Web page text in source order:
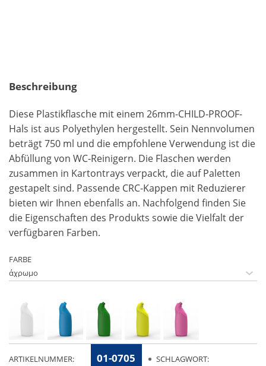
Beschreibung
Diese Plastikflasche mit einem 26mm-CHILD-PROOF-
Hals ist aus Polyethylen hergestellt. Sein Nennvolumen
beträgt 750 ml und die empfohlene Verwendung ist die
Abfüllung von WC-Reinigern. Die Flaschen werden
zusammen in Kartontrays verpackt, die auf Paletten
gestapelt sind. Passende CRC-Kappen mit Reduzierer
bieten wir Ihnen ebenfalls an. Nachfolgend finden Sie
die Eigenschaften des Produkts sowie die Vielfalt der
verfügbaren Farben.
FARBE
ARTIKELNUMMER: 01-0705
SCHLAGWORT: